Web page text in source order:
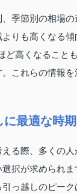
、季節別の相場
よりも高くなる
ど高くなること
。これらの情報
に最適な時
える際、多くの
選択が求められ
引っ越しのピー